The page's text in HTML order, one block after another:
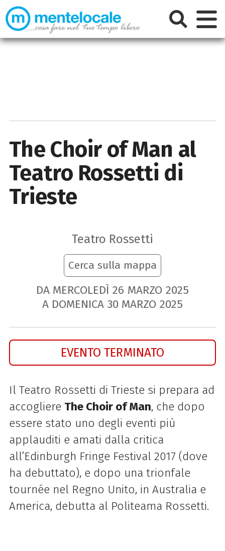
The Choir of Man al
Teatro Rossetti di
Trieste
Teatro Rossetti
Cerca sulla mappa
DA MERCOLEDÌ 26 MARZO 2025
A DOMENICA 30 MARZO 2025
EVENTO TERMINATO
Il Teatro Rossetti di Trieste si prepara ad
accogliere The Choir of Man, che dopo
essere stato uno degli eventi più
applauditi e amati dalla critica
all’Edinburgh Fringe Festival 2017 (dove
ha debuttato), e dopo una trionfale
tournée nel Regno Unito, in Australia e
America, debutta al Politeama Rossetti.